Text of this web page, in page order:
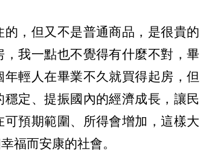
，但又不是普通商品，是很貴的
我一點也不覺得有什麼不對，畢
輕人在畢業不久就買得起房，但
定、提振國內的經濟成長，讓民
預期範圍、所得會增加，這樣大
福而安康的社會。